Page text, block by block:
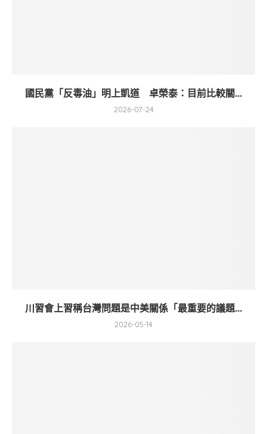
國民黨「反毒油」明上凱道 卓榮泰：目前比較關...
2026-07-24
川習會上習稱台灣問題是中美關係「最重要的議題...
2026-05-14